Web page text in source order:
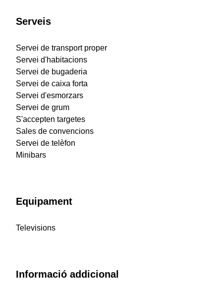
Serveis
Servei de transport proper
Servei d'habitacions
Servei de bugaderia
Servei de caixa forta
Servei d'esmorzars
Servei de grum
S'accepten targetes
Sales de convencions
Servei de telèfon
Minibars
Equipament
Televisions
Informació addicional